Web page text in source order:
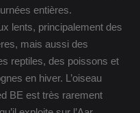
entières.
lents, principalement des
mais aussi des
reptiles, des poissons et
en hiver. L’oiseau
BE est très rarement